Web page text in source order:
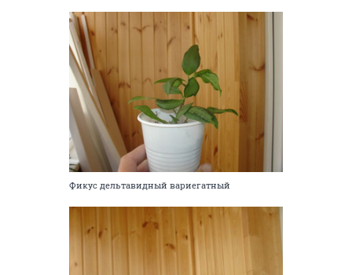
Фикус дельтавидный вариегатный